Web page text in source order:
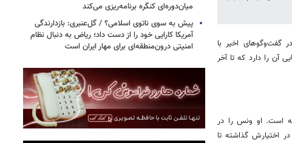
گفت‌وگوهای اخیر با
آن را دارد که تا آخر
است. او ونس را در
اختیارش گذاشته تا
میان‌دوره‌ای کنگره برنامه‌ریزی می‌کند
پیش به سوی ناتوی اسلامی؟ / گل‌عنبری: بازدارندگی
آمریکا کارایی خود را از دست داد؛ ریاض به دنبال نظام
امنیتی درون‌منطقه‌ای برای مهار ایران است